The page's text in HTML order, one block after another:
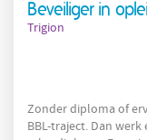
Beveiliger in
Trigion
Zonder diploma of
BBL-traject. Dan